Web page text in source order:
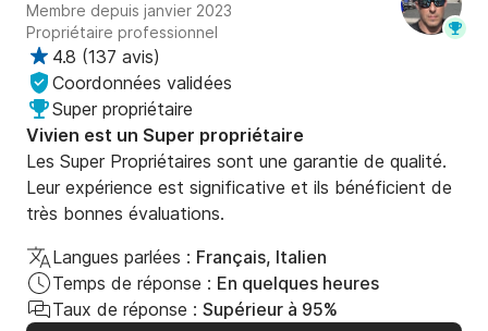
        •       Bouée 30€
        •       Ski nautique ou Wake board 45€
        •       Seascooter 50€
Le carburant n’est pas inclus dans le tarif
Réservez dès maintenant et partez à l’aventure dans
un cadre paradisiaque. Contactez-nous pour plus
d’informations ou pour réserver votre sortie en mer !
Membre depuis janvier 2023
Propriétaire professionnel
4.8 (137 avis)
Coordonnées validées
Super propriétaire
Vivien est un Super propriétaire
Les Super Propriétaires sont une garantie de qualité.
Leur expérience est significative et ils bénéficient de
très bonnes évaluations.
Langues parlées : Français, Italien
Temps de réponse : En quelques heures
Taux de réponse : Supérieur à 95%